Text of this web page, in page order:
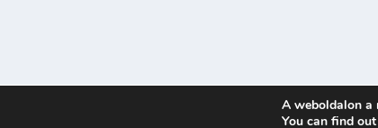
| Üzemeltető: WordPress
A weboldalon a
You can find